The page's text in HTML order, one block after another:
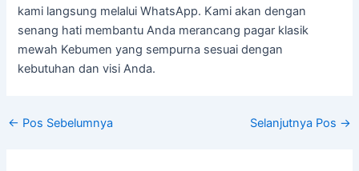
kami langsung melalui WhatsApp. Kami akan dengan
senang hati membantu Anda merancang pagar klasik
mewah Kebumen yang sempurna sesuai dengan
kebutuhan dan visi Anda.
← Pos Sebelumnya Selanjutnya Pos →